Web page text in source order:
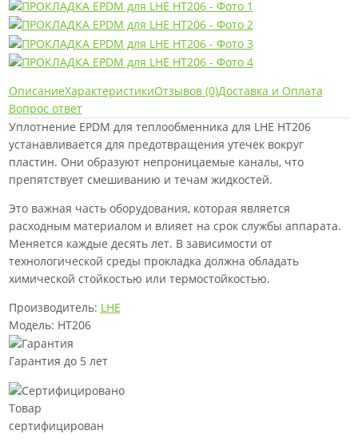
ОписаниеХарактеристикиОтзывов (0)Доставка и Оплата
Вопрос ответ
Уплотнение EPDM для теплообменника для LHE HT206
устанавливается для предотвращения утечек вокруг
пластин. Они образуют непроницаемые каналы, что
препятствует смешиванию и течам жидкостей.
Это важная часть оборудования, которая является
расходным материалом и влияет на срок службы аппарата.
Меняется каждые десять лет. В зависимости от
технологической среды прокладка должна обладать
химической стойкостью или термостойкостью.
Производитель: LHE
Модель: HT206
Гарантия до 5 лет
Товар
сертифицирован